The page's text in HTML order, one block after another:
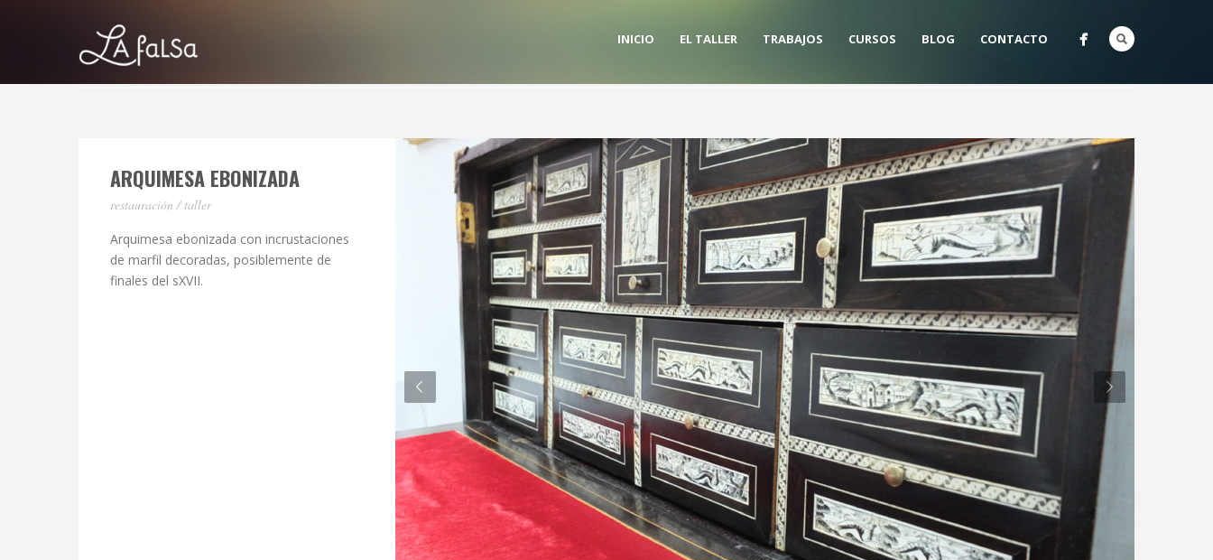
INICIO EL TALLER TRABAJOS CURSOS BLOG CONTACTO
ARQUIMESA EBONIZADA
restauración / taller
Arquimesa ebonizada con incrustaciones
de marfil decoradas, posiblemente de
finales del sXVII.